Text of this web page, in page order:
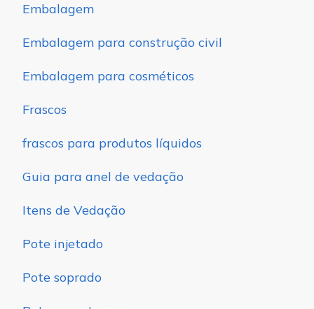
Embalagem
Embalagem para construção civil
Embalagem para cosméticos
Frascos
frascos para produtos líquidos
Guia para anel de vedação
Itens de Vedação
Pote injetado
Pote soprado